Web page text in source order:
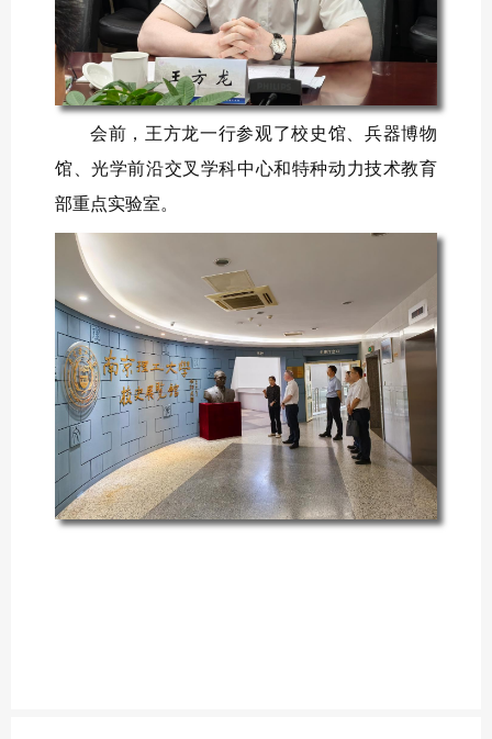
会前 ，王方龙一行参观了校史馆、兵器博物
馆、光学前沿交叉学科中心和特种动力技术教育
部重点实验室。